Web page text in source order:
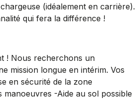
(idéalement en carrière).
qui fera la différence !
! Nous recherchons un
mission longue en intérim. Vos
en sécurité de la zone
-Aide au sol possible